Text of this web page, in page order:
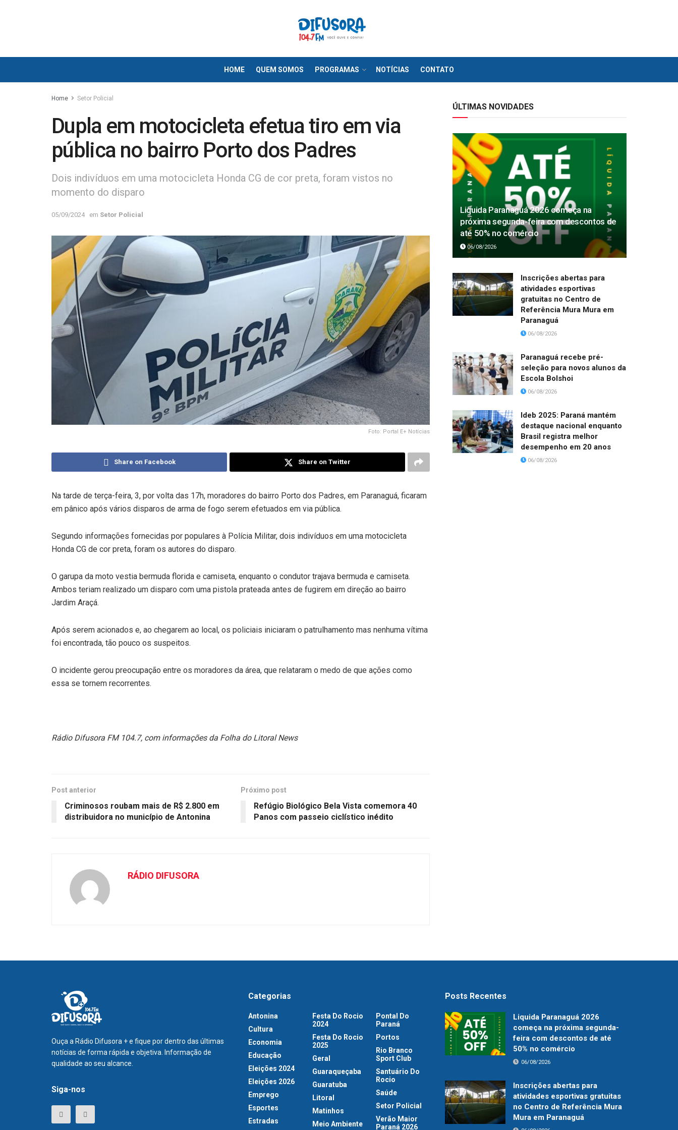
HOME QUEM SOMOS PROGRAMAS NOTÍCIAS CONTATO
Home Setor Policial
Dupla em motocicleta efetua tiro em via
pública no bairro Porto dos Padres
Dois indivíduos em uma motocicleta Honda CG de cor preta, foram vistos no
momento do disparo
05/09/2024 em Setor Policial
Foto: Portal E+ Notícias
Share on Facebook Share on Twitter
Na tarde de terça-feira, 3, por volta das 17h, moradores do bairro Porto dos Padres, em Paranaguá, ficaram
em pânico após vários disparos de arma de fogo serem efetuados em via pública.
Segundo informações fornecidas por populares à Polícia Militar, dois indivíduos em uma motocicleta
Honda CG de cor preta, foram os autores do disparo.
O garupa da moto vestia bermuda florida e camiseta, enquanto o condutor trajava bermuda e camiseta.
Ambos teriam realizado um disparo com uma pistola prateada antes de fugirem em direção ao bairro
Jardim Araçá.
Após serem acionados e, ao chegarem ao local, os policiais iniciaram o patrulhamento mas nenhuma vítima
foi encontrada, tão pouco os suspeitos.
O incidente gerou preocupação entre os moradores da área, que relataram o medo de que ações como
essa se tornem recorrentes.
Rádio Difusora FM 104.7, com informações da Folha do Litoral News
Post anterior
Criminosos roubam mais de R$ 2.800 em
distribuidora no município de Antonina
Próximo post
Refúgio Biológico Bela Vista comemora 40
Panos com passeio ciclístico inédito
RÁDIO DIFUSORA
ÚLTIMAS NOVIDADES
Liquida Paranaguá 2026 começa na
próxima segunda-feira com descontos de
até 50% no comércio
06/08/2026
Inscrições abertas para
atividades esportivas
gratuitas no Centro de
Referência Mura Mura em
Paranaguá
06/08/2026
Paranaguá recebe pré-
seleção para novos alunos da
Escola Bolshoi
06/08/2026
Ideb 2025: Paraná mantém
destaque nacional enquanto
Brasil registra melhor
desempenho em 20 anos
06/08/2026
Ouça a Rádio Difusora + e fique por dentro das últimas
notícias de forma rápida e objetiva. Informação de
qualidade ao seu alcance.
Siga-nos
Categorias
Antonina
Cultura
Economia
Educação
Eleições 2024
Eleições 2026
Emprego
Esportes
Estradas
Festa Do Rocio
2024
Festa Do Rocio
2025
Geral
Guaraqueçaba
Guaratuba
Litoral
Matinhos
Meio Ambiente
Pontal Do
Paraná
Portos
Rio Branco
Sport Club
Santuário Do
Rocio
Saúde
Setor Policial
Verão Maior
Paraná 2026
Posts Recentes
Liquida Paranaguá 2026
começa na próxima segunda-
feira com descontos de até
50% no comércio
06/08/2026
Inscrições abertas para
atividades esportivas gratuitas
no Centro de Referência Mura
Mura em Paranaguá